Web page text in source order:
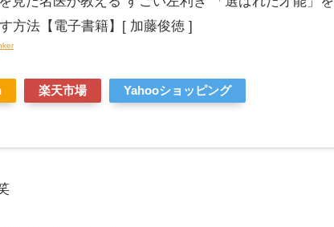
方法【電子書籍】[ 加藤俊徳 ]
楽天市場 Yahooショッピング